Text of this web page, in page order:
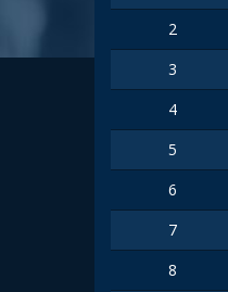
2
3
4
5
6
7
8